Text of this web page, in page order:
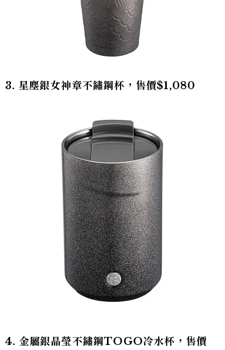
3. 星塵銀女神章不鏽鋼杯，售價$1,080
4. 金屬銀晶瑩不鏽鋼TOGO冷水杯，售價